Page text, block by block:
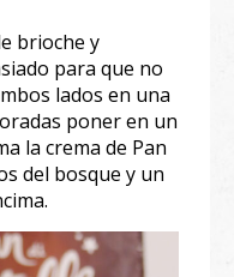
brioche y
para que no
lados en una
poner en un
la crema de Pan
del bosque y un